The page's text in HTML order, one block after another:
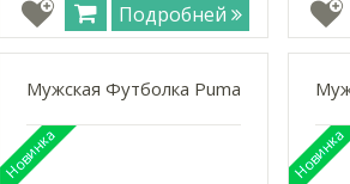
Подробней
Мужская Футболка Puma